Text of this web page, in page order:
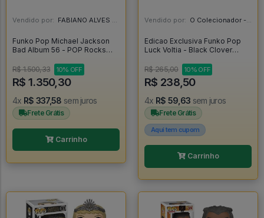
Vendido por: FABIANO ALVES - RJ
Funko Pop Michael Jackson
Bad Album 56 - POP Rocks
R$ 1.500,33
10% OFF
R$ 1.350,30
4x R$ 337,58 sem juros
Frete Grátis
Carrinho
Vendido por: O Colecionador - SP
Edicao Exclusiva Funko Pop
Luck Voltia - Black Clover
R$ 265,00
10% OFF
R$ 238,50
4x R$ 59,63 sem juros
Frete Grátis
Aqui tem cupom
Carrinho